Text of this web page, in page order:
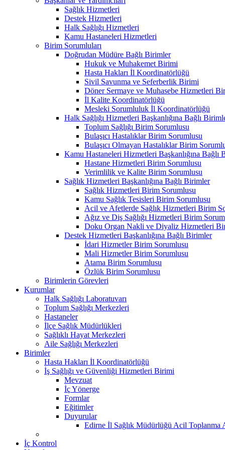
Sağlık Hizmetleri
Destek Hizmetleri
Halk Sağlığı Hizmetleri
Kamu Hastaneleri Hizmetleri
Birim Sorumluları
Doğrudan Müdüre Bağlı Birimler
Hukuk ve Muhakemet Birimi
Hasta Hakları İl Koordinatörlüğü
Sivil Savunma ve Seferberlik Birimi
Döner Sermaye ve Muhasebe Hizmetleri
İl Kalite Koordinatörlüğü
Mesleki Sorumluluk İl Koordinatörlüğü
Halk Sağlığı Hizmetleri Başkanlığına Bağlı
Toplum Sağlığı Birim Sorumlusu
Bulaşıcı Hastalıklar Birim Sorumlusu
Bulaşıcı Olmayan Hastalıklar Birim
Kamu Hastaneleri Hizmetleri Başkanlığına Bağlı
Hastane Hizmetleri Birim Sorumlusu
Verimlilik ve Kalite Birim Sorumlusu
Sağlık Hizmetleri Başkanlığına Bağlı Birimler
Sağlık Hizmetleri Birim Sorumlusu
Kamu Sağlık Tesisleri Birim Sorumlusu
Acil ve Afetlerde Sağlık Hizmetleri Birim
Ağız ve Diş Sağlığı Hizmetleri Birim
Doku Organ Nakli ve Diyaliz Hizmetleri
Destek Hizmetleri Başkanlığına Bağlı Birimler
İdari Hizmetler Birim Sorumlusu
Mali Hizmetler Birim Sorumlusu
Atama Birim Sorumlusu
Özlük Birim Sorumlusu
Birimlerin Görevleri
Kurumlar
Halk Sağlığı Laboratuvarı
Toplum Sağlığı Merkezleri
Hastaneler
İlçe Sağlık Müdürlükleri
Sağlıklı Hayat Merkezleri
Aile Sağlığı Merkezleri
Birimler
Hasta Hakları İl Koordinatörlüğü
İş Sağlığı ve Güvenliği Hizmetleri Birimi
Mevzuat
İç Yönerge
Formlar
Eğitimler
Duyurular
Edirne İl Sağlık Müdürlüğü Acil Toplanma
İç Kontrol